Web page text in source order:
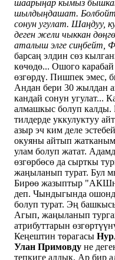
шаарыңар кымыз
шылдыңдашат. Болбойт,
сонун угулат. Шаңдуу,
деген жели чыккан
аталыш элге сиңбейт,
барсаң элдин сөз
көчөдө... Ошого
өзгөрдү. Пишпек эмес,
Андан бери 30 жылдан
кандай сонун угулат...
алмашкыс болуп калды.
тилдерде уккулуктуу
азыр эч ким деле
окуяны айтып
улам болуп жатат.
өзгөрбөсө да сырткы
жаңыланып турат. Бул
Бирөө жазыптыр
деп. Чындыгында
болуп турат. Эң
Агып, жаңыланып
атрибуттарын
Кеңештин төрагасы
Улан Примовду не
тепкиге алдык. Ар бир